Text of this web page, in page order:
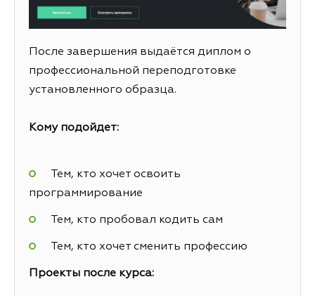
После завершения выдаётся диплом о
профессиональной переподготовке
установленного образца.
Кому подойдет:
Тем, кто хочет освоить
программирование
Тем, кто пробовал кодить сам
Тем, кто хочет сменить профессию
Проекты после курса: